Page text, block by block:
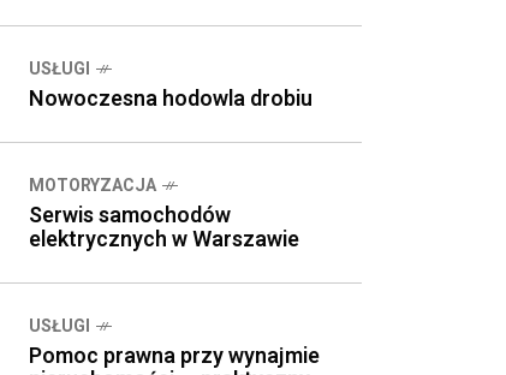
USŁUGI
Nowoczesna hodowla drobiu
MOTORYZACJA
Serwis samochodów
elektrycznych w Warszawie
USŁUGI
Pomoc prawna przy wynajmie